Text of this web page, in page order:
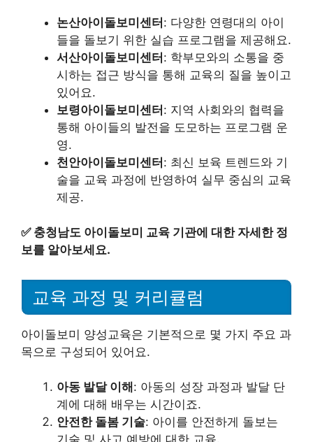
논산아이돌보미센터: 다양한 연령대의 아이
들을 돌보기 위한 실습 프로그램을 제공해요.
서산아이돌보미센터: 학부모와의 소통을 중
시하는 접근 방식을 통해 교육의 질을 높이고
있어요.
보령아이돌보미센터: 지역 사회와의 협력을
통해 아이들의 발전을 도모하는 프로그램 운
영.
천안아이돌보미센터: 최신 보육 트렌드와 기
술을 교육 과정에 반영하여 실무 중심의 교육
제공.
✅ 충청남도 아이돌보미 교육 기관에 대한 자세한 정
보를 알아보세요.
교육 과정 및 커리큘럼
아이돌보미 양성교육은 기본적으로 몇 가지 주요 과
목으로 구성되어 있어요.
아동 발달 이해 : 아동의 성장 과정과 발달 단
계에 대해 배우는 시간이죠.
안전한 돌봄 기술: 아이를 안전하게 돌보는